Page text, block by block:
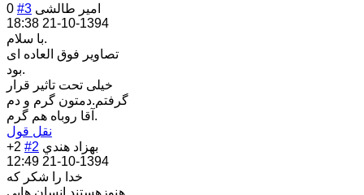
0 #3 امیر طالشی
1394-10-21 18:38
با سلام.
تصاویر فوق العاده ای
بود.
خیلی تحت تاثیر قرار
گرفتم.دمتون گرم و دم
آقا روباه هم گرم.
نقل قول
+2 #2 بهزاد هندي
1394-10-21 12:49
خدا را شكر كه
هنوزهستند انسان هايي